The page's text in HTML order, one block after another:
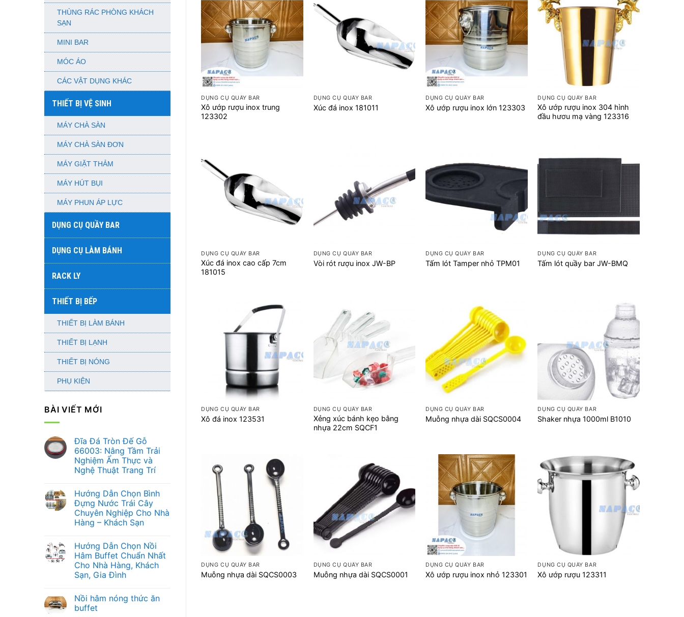
THÙNG RÁC PHÒNG KHÁCH
SẠN
MINI BAR
MÓC ÁO
CÁC VẬT DỤNG KHÁC
THIẾT BỊ VỆ SINH
MÁY CHÀ SÀN
MÁY CHÀ SÀN ĐƠN
MÁY GIẶT THẢM
MÁY HÚT BỤI
MÁY PHUN ÁP LỰC
DỤNG CỤ QUẦY BAR
DỤNG CỤ LÀM BÁNH
RACK LY
THIẾT BỊ BẾP
THIẾT BỊ LÀM BÁNH
THIẾT BỊ LẠNH
THIẾT BỊ NÓNG
PHỤ KIỆN
BÀI VIẾT MỚI
Đĩa Đá Tròn Đế Gỗ
66003: Nâng Tầm Trải
Nghiệm Ẩm Thực và
Nghệ Thuật Trang Trí
bình
luận
ở
Đĩa
Đá
Tròn
66003:
Nâng
Tầm
Trải
Nghiệm
Ẩm
Nghệ
Thuật
Trang
Hướng Dẫn Chọn Bình
Đựng Nước Trái Cây
Chuyên Nghiệp Cho Nhà
Hàng – Khách Sạn
bình
luận
ở
Hướng
Dẫn
Chọn
Nước
Trái
Cây
Hướng Dẫn Chọn Nồi
Hâm Buffet Chuẩn Nhất
Cho Nhà Hàng, Khách
Sạn, Gia Đình
bình
luận
ở
Nồi hâm nóng thức ăn
buffet
+
DỤNG CỤ QUẦY BAR
Xô ướp rượu inox trung
123302
DỤNG CỤ QUẦY BAR
Xúc đá inox 181011
+
DỤNG CỤ QUẦY BAR
Xô ướp rượu inox lớn 123303
DỤNG CỤ QUẦY BAR
Xô ướp rượu inox 304 hình
đầu hươu mạ vàng 123316
DỤNG CỤ QUẦY BAR
Xúc đá inox cao cấp 7cm
181015
DỤNG CỤ QUẦY BAR
Vòi rót rượu inox JW-BP
DỤNG CỤ QUẦY BAR
Tấm lót Tamper nhỏ TPM01
+
DỤNG CỤ QUẦY BAR
Tấm lót quầy bar JW-BMQ
DỤNG CỤ QUẦY BAR
Xô đá inox 123531
DỤNG CỤ QUẦY BAR
Xẻng xúc bánh kẹo bằng
nhựa 22cm SQCF1
DỤNG CỤ QUẦY BAR
Muỗng nhựa dài SQCS0004
DỤNG CỤ QUẦY BAR
Shaker nhựa 1000ml B1010
+
DỤNG CỤ QUẦY BAR
Muỗng nhựa dài SQCS0003
DỤNG CỤ QUẦY BAR
Muỗng nhựa dài SQCS0001
+
DỤNG CỤ QUẦY BAR
Xô ướp rượu inox nhỏ 123301
DỤNG CỤ QUẦY BAR
Xô ướp rượu 123311